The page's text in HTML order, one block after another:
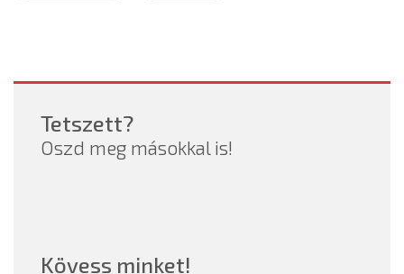
Tetszett?
Oszd meg másokkal is!
Kövess minket!